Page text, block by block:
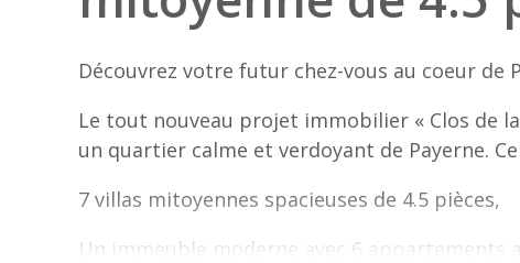
Découvrez votre futur chez-vous au coeur de
Le tout nouveau projet immobilier « Clos de
un quartier calme et verdoyant de Payerne.
7 villas mitoyennes spacieuses de 4.5 pièces,
Un immeuble moderne avec 6 appartements